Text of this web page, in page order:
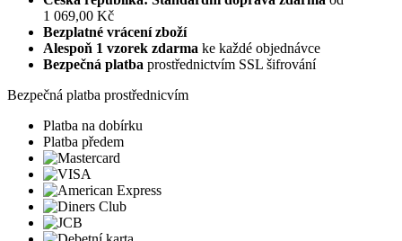
1 069,00 Kč
Bezplatné vrácení zboží
Alespoň 1 vzorek zdarma ke každé objednávce
Bezpečná platba prostřednictvím SSL šifrování
Bezpečná platba prostřednicvím
Platba na dobírku
Platba předem